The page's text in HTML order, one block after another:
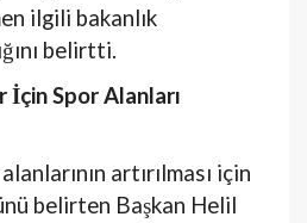
ilgili bakanlık
belirtti.
İçin Spor Alanları
artırılması için
belirten Başkan Helil